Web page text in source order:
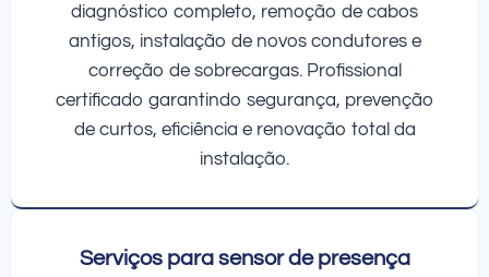
diagnóstico completo, remoção de cabos
antigos, instalação de novos condutores e
correção de sobrecargas. Profissional
certificado garantindo segurança, prevenção
de curtos, eficiência e renovação total da
instalação.
Serviços para sensor de presença